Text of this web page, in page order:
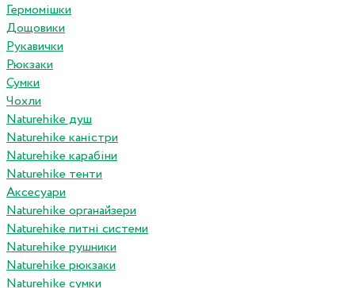
Гермомішки
Дощовики
Рукавички
Рюкзаки
Сумки
Чохли
Naturehike душ
Naturehike каністри
Naturehike карабіни
Naturehike тенти
Аксесуари
Naturehike органайзери
Naturehike питні системи
Naturehike рушники
Naturehike рюкзаки
Naturehike сумки